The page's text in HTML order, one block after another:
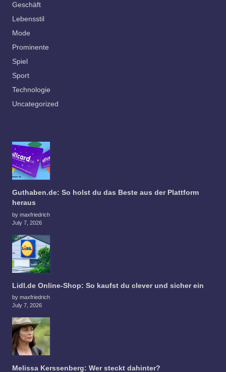
Geschäft
Lebensstil
Mode
Prominente
Spiel
Sport
Technologie
Uncategorized
Guthaben.de: So holst du das Beste aus der Plattform
heraus
by maxfriedrich
July 7, 2026
Lidl.de Online-Shop: So kaufst du clever und sicher ein
by maxfriedrich
July 7, 2026
Melissa Kerssenberg: Wer steckt dahinter?